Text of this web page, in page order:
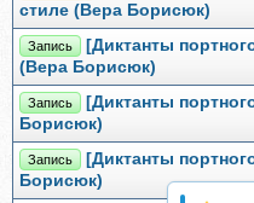
стиле (Вера Борисюк)
Запись
[Диктанты
(Вера Борисюк)
Запись
[Диктанты
Борисюк)
Запись
[Диктанты
Борисюк)